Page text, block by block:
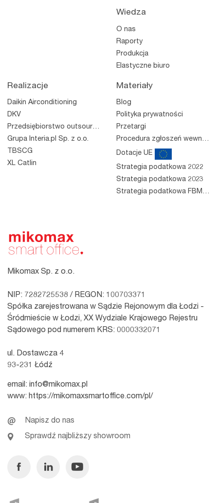
Mikomax Sp. z o.o.
NIP: 7282725538 / REGON: 100703371
Spółka zarejestrowana w Sądzie Rejonowym dla Łodzi -
Śródmieście w Łodzi, XX Wydziale Krajowego Rejestru
Sądowego pod numerem KRS: 0000332071
ul. Dostawcza 4
93-231 Łódź
email: info@mikomax.pl
www: https://mikomaxsmartoffice.com/pl/
Napisz do nas
Sprawdź najbliższy showroom
FacebookLinkedinYoutube
Wiedza
O nas
Raporty
Produkcja
Elastyczne biuro
Realizacje
Daikin Airconditioning
DKV
Przedsiębiorstwo outsourcingowe
Grupa Interia.pl Sp. z o.o.
TBSCG
XL Catlin
Materiały
Blog
Polityka prywatności
Przetargi
Procedura zgłoszeń wewnętrznych
Dotacje UE
Strategia podatkowa 2022
Strategia podatkowa 2023
Strategia podatkowa FBM 2023